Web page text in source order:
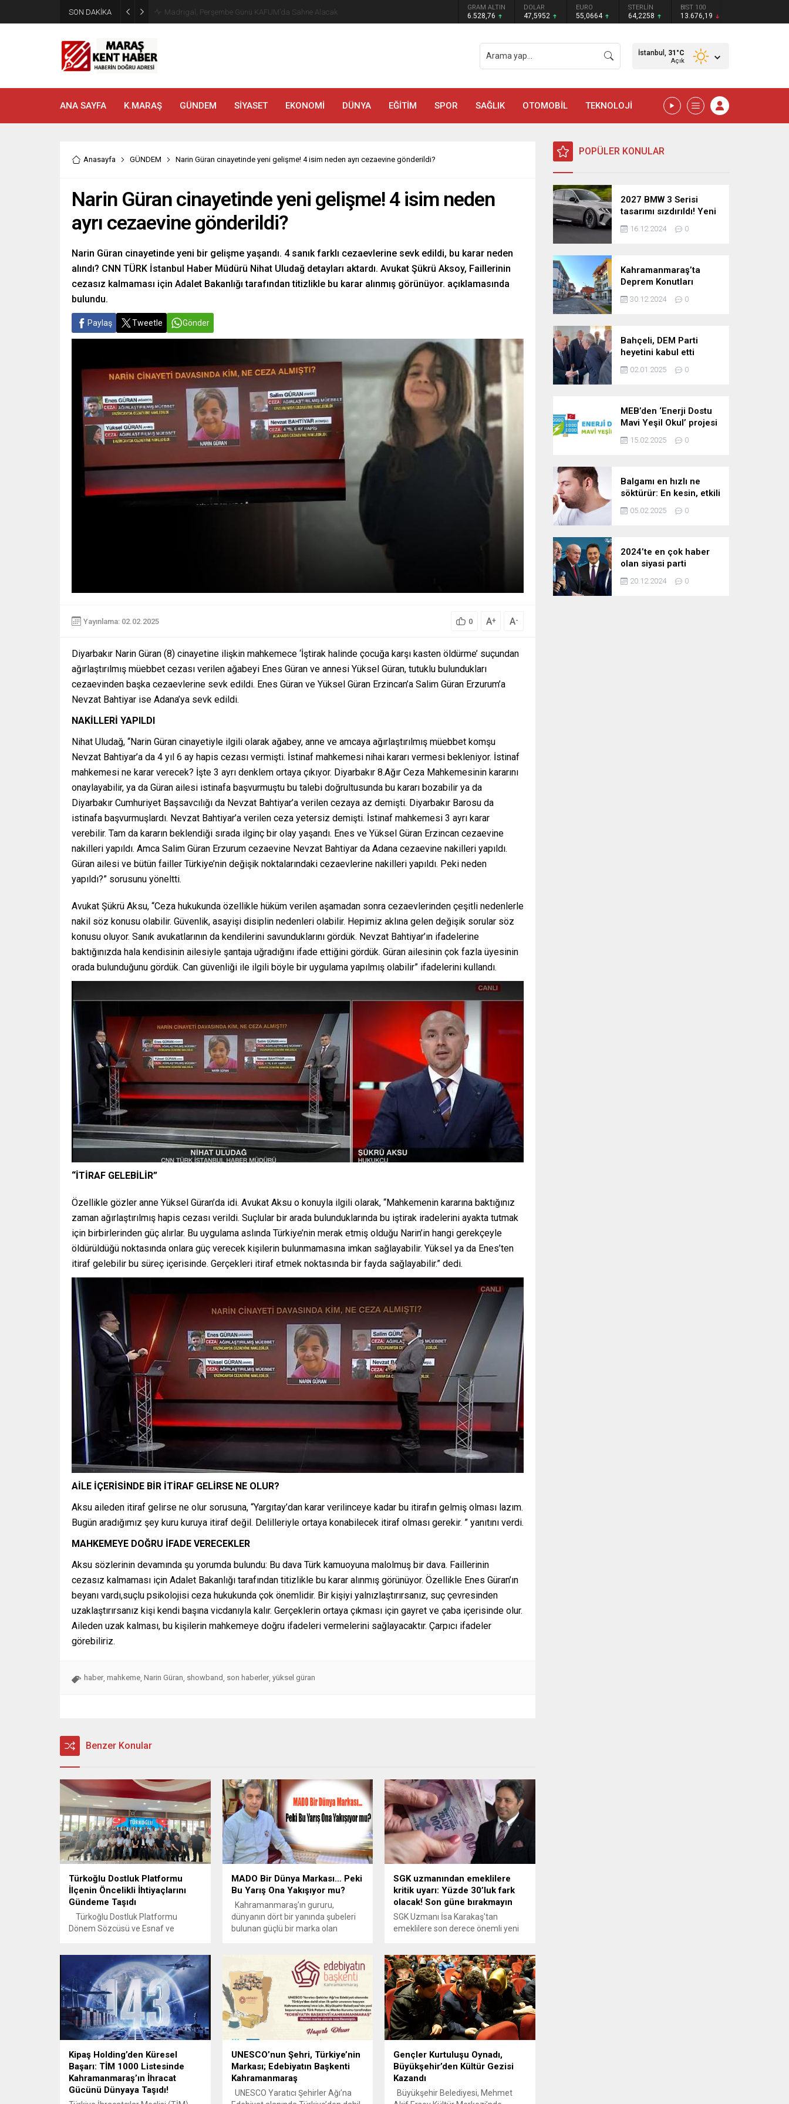
SON DAKİKA Madrigal, Perşembe Günü KAFUM’da Sahne Alacak GRAM ALTIN
6.528,76
DOLAR
47,5952
EURO
55,0664
STERLİN
64,2258
BIST 100
13.676,19
İstanbul, 31 °C
Açık
ANA SAYFA K.MARAŞ GÜNDEM SİYASET EKONOMİ DÜNYA EĞİTİM SPOR SAĞLIK OTOMOBİL TEKNOLOJİ
Anasayfa GÜNDEM Narin Güran cinayetinde yeni gelişme! 4 isim neden ayrı cezaevine gönderildi?
Narin Güran cinayetinde yeni gelişme! 4 isim neden
ayrı cezaevine gönderildi?
Narin Güran cinayetinde yeni bir gelişme yaşandı. 4 sanık farklı cezaevlerine sevk edildi, bu karar neden
alındı? CNN TÜRK İstanbul Haber Müdürü Nihat Uludağ detayları aktardı. Avukat Şükrü Aksoy, Faillerinin
cezasız kalmaması için Adalet Bakanlığı tarafından titizlikle bu karar alınmış görünüyor. açıklamasında
bulundu.
Paylaş Tweetle Gönder
Yayınlama: 02.02.2025 0 A+ A-
Diyarbakır Narin Güran (8) cinayetine ilişkin mahkemece ‘İştirak halinde çocuğa karşı kasten öldürme’ suçundan
ağırlaştırılmış müebbet cezası verilen ağabeyi Enes Güran ve annesi Yüksel Güran, tutuklu bulundukları
cezaevinden başka cezaevlerine sevk edildi. Enes Güran ve Yüksel Güran Erzincan’a Salim Güran Erzurum’a
Nevzat Bahtiyar ise Adana’ya sevk edildi.
NAKİLLERİ YAPILDI
Nihat Uludağ, “Narin Güran cinayetiyle ilgili olarak ağabey, anne ve amcaya ağırlaştırılmış müebbet komşu
Nevzat Bahtiyar’a da 4 yıl 6 ay hapis cezası vermişti. İstinaf mahkemesi nihai kararı vermesi bekleniyor. İstinaf
mahkemesi ne karar verecek? İşte 3 ayrı denklem ortaya çıkıyor. Diyarbakır 8.Ağır Ceza Mahkemesinin kararını
onaylayabilir, ya da Güran ailesi istinafa başvurmuştu bu talebi doğrultusunda bu kararı bozabilir ya da
Diyarbakır Cumhuriyet Başsavcılığı da Nevzat Bahtiyar’a verilen cezaya az demişti. Diyarbakır Barosu da
istinafa başvurmuşlardı. Nevzat Bahtiyar’a verilen ceza yetersiz demişti. İstinaf mahkemesi 3 ayrı karar
verebilir. Tam da kararın beklendiği sırada ilginç bir olay yaşandı. Enes ve Yüksel Güran Erzincan cezaevine
nakilleri yapıldı. Amca Salim Güran Erzurum cezaevine Nevzat Bahtiyar da Adana cezaevine nakilleri yapıldı.
Güran ailesi ve bütün failler Türkiye’nin değişik noktalarındaki cezaevlerine nakilleri yapıldı. Peki neden
yapıldı?” sorusunu yöneltti.
Avukat Şükrü Aksu, “Ceza hukukunda özellikle hüküm verilen aşamadan sonra cezaevlerinden çeşitli nedenlerle
nakil söz konusu olabilir. Güvenlik, asayişi disiplin nedenleri olabilir. Hepimiz aklına gelen değişik sorular söz
konusu oluyor. Sanık avukatlarının da kendilerini savunduklarını gördük. Nevzat Bahtiyar’ın ifadelerine
baktığınızda hala kendisinin ailesiyle şantaja uğradığını ifade ettiğini gördük. Güran ailesinin çok fazla üyesinin
orada bulunduğunu gördük. Can güvenliği ile ilgili böyle bir uygulama yapılmış olabilir” ifadelerini kullandı.
“İTİRAF GELEBİLİR”
Özellikle gözler anne Yüksel Güran’da idi. Avukat Aksu o konuyla ilgili olarak, “Mahkemenin kararına baktığınız
zaman ağırlaştırılmış hapis cezası verildi. Suçlular bir arada bulunduklarında bu iştirak iradelerini ayakta tutmak
için birbirlerinden güç alırlar. Bu uygulama aslında Türkiye’nin merak etmiş olduğu Narin’in hangi gerekçeyle
öldürüldüğü noktasında onlara güç verecek kişilerin bulunmamasına imkan sağlayabilir. Yüksel ya da Enes’ten
itiraf gelebilir bu süreç içerisinde. Gerçekleri itiraf etmek noktasında bir fayda sağlayabilir.” dedi.
AİLE İÇERİSİNDE BİR İTİRAF GELİRSE NE OLUR?
Aksu aileden itiraf gelirse ne olur sorusuna, “Yargıtay’dan karar verilinceye kadar bu itirafın gelmiş olması lazım.
Bugün aradığımız şey kuru kuruya itiraf değil. Delilleriyle ortaya konabilecek itiraf olması gerekir. ” yanıtını verdi.
MAHKEMEYE DOĞRU İFADE VERECEKLER
Aksu sözlerinin devamında şu yorumda bulundu: Bu dava Türk kamuoyuna malolmuş bir dava. Faillerinin
cezasız kalmaması için Adalet Bakanlığı tarafından titizlikle bu karar alınmış görünüyor. Özellikle Enes Güran’ın
beyanı vardı,suçlu psikolojisi ceza hukukunda çok önemlidir. Bir kişiyi yalnızlaştırırsanız, suç çevresinden
uzaklaştırırsanız kişi kendi başına vicdanıyla kalır. Gerçeklerin ortaya çıkması için gayret ve çaba içerisinde olur.
Aileden uzak kalması, bu kişilerin mahkemeye doğru ifadeleri vermelerini sağlayacaktır. Çarpıcı ifadeler
görebiliriz.
haber, mahkeme, Narin Güran, showband, son haberler, yüksel güran
Benzer Konular
Türkoğlu Dostluk Platformu
İlçenin Öncelikli İhtiyaçlarını
Gündeme Taşıdı
Türkoğlu Dostluk Platformu
Dönem Sözcüsü ve Esnaf ve
düzenlenen kahvaltı programında
bir araya gelerek ilçenin öncelikli
ihtiyaçlarını ve çözüm bekleyen
konularını değerlendirdi.
Gerçekleştirilen programda,
deprem sonrası yeniden yapılanma
süreci başta olmak üzere eğitim,
alanlarına...
MADO Bir Dünya Markası… Peki
Bu Yarış Ona Yakışıyor mu?
Kahramanmaraş’ın gururu,
dünyanın dört bir yanında şubeleri
bulunan güçlü bir marka olan
her zaman takdir toplamıştır. Ancak
son günlerde MADO’nun
sahiplerinden Erdal Kambur’un,
şehirdeki Lokantacılar ve
Pastaneciler Odası seçimlerinde
aktif ve sert bir mücadele yürüttüğü
konuşuluyor. Açık konuşmak
SGK uzmanından emeklilere
kritik uyarı: Yüzde 30’luk fark
olacak! Son güne bırakmayın
SGK Uzmanı İsa Karakaş'tan
emeklilere son derece önemli yeni
bırakılmaması gerektiğini, emekliler
arasında yüzde 30'luk maaş farkı
olabileceğini belirtti. İşte detaylar...
Kipaş Holding’den Küresel
Başarı: TİM 1000 Listesinde
Kahramanmaraş’ın İhracat
Gücünü Dünyaya Taşıdı!
UNESCO’nun Şehri, Türkiye’nin
Markası; Edebiyatın Başkenti
Kahramanmaraş
UNESCO Yaratıcı Şehirler Ağı’na
Gençler Kurtuluşu Oynadı,
Büyükşehir’den Kültür Gezisi
Kazandı
Büyükşehir Belediyesi, Mehmet
POPÜLER KONULAR
2027 BMW 3 Serisi
tasarımı sızdırıldı! Yeni
nesil sedan’dan
şaşırtıcı yenilikler!
16.12.2024 0
Kahramanmaraş’ta
Deprem Konutları
2025’te Teslim Edilecek
30.12.2024 0
Bahçeli, DEM Parti
heyetini kabul etti
02.01.2025 0
MEB’den ‘Enerji Dostu
Mavi Yeşil Okul’ projesi
15.02.2025 0
Balgamı en hızlı ne
söktürür: En kesin, etkili
ve çabuk balgam
söktürücü kür!
05.02.2025 0
2024’te en çok haber
olan siyasi parti
liderleri! Zirvedeki isim
fark attı
20.12.2024 0